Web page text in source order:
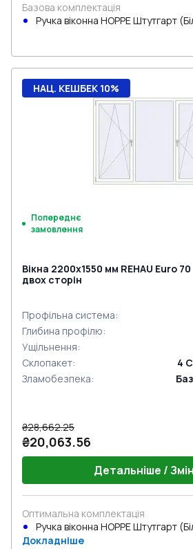
Базова комплектація
Ручка віконна HOPPE Штутгарт
НАЦ. КЕШБЕК 10%
Попереднє
замовлення
Вікна 2200x1550 мм REHAU Euro
двох сторін
Профільна система:
Глибина профілю:
Ущільнення:
Склопакет:
4
Зламобезпека:
₴28,662.25
₴20,063.56
Детальніше /
Оптимальна комплектація
Ручка віконна HOPPE Штутгарт
Докладніше